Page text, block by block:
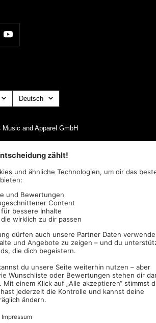
Sprache
Deutsch
Music and Apparel GmbH